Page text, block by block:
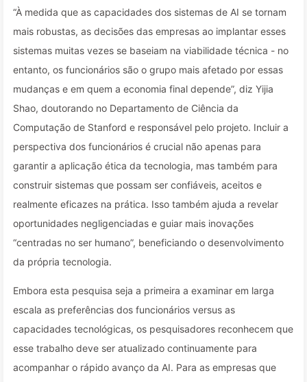
“À medida que as capacidades dos sistemas de AI se tornam
mais robustas, as decisões das empresas ao implantar esses
sistemas muitas vezes se baseiam na viabilidade técnica - no
entanto, os funcionários são o grupo mais afetado por essas
mudanças e em quem a economia final depende”, diz Yijia
Shao, doutorando no Departamento de Ciência da
Computação de Stanford e responsável pelo projeto. Incluir a
perspectiva dos funcionários é crucial não apenas para
garantir a aplicação ética da tecnologia, mas também para
construir sistemas que possam ser confiáveis, aceitos e
realmente eficazes na prática. Isso também ajuda a revelar
oportunidades negligenciadas e guiar mais inovações
“centradas no ser humano”, beneficiando o desenvolvimento
da própria tecnologia.
Embora esta pesquisa seja a primeira a examinar em larga
escala as preferências dos funcionários versus as
capacidades tecnológicas, os pesquisadores reconhecem que
esse trabalho deve ser atualizado continuamente para
acompanhar o rápido avanço da AI. Para as empresas que